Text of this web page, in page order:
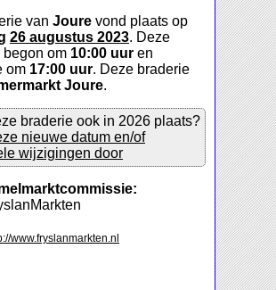
van Joure vond plaats op
26 augustus 2023. Deze
begon om 10:00 uur en
om 17:00 uur. Deze braderie
Joure.
braderie ook in 2026 plaats?
nieuwe datum en/of
wijzigingen door
www.fryslanmarkten.nl